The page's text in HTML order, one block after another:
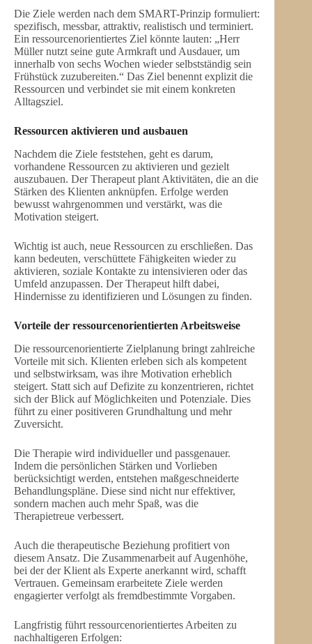
Die Ziele werden nach dem SMART-Prinzip formuliert:
spezifisch, messbar, attraktiv, realistisch und terminiert.
Ein ressourcenorientiertes Ziel könnte lauten: „Herr
Müller nutzt seine gute Armkraft und Ausdauer, um
innerhalb von sechs Wochen wieder selbstständig sein
Frühstück zuzubereiten.“ Das Ziel benennt explizit die
Ressourcen und verbindet sie mit einem konkreten
Alltagsziel.
Ressourcen aktivieren und ausbauen
Nachdem die Ziele feststehen, geht es darum,
vorhandene Ressourcen zu aktivieren und gezielt
auszubauen. Der Therapeut plant Aktivitäten, die an die
Stärken des Klienten anknüpfen. Erfolge werden
bewusst wahrgenommen und verstärkt, was die
Motivation steigert.
Wichtig ist auch, neue Ressourcen zu erschließen. Das
kann bedeuten, verschüttete Fähigkeiten wieder zu
aktivieren, soziale Kontakte zu intensivieren oder das
Umfeld anzupassen. Der Therapeut hilft dabei,
Hindernisse zu identifizieren und Lösungen zu finden.
Vorteile der ressourcenorientierten Arbeitsweise
Die ressourcenorientierte Zielplanung bringt zahlreiche
Vorteile mit sich. Klienten erleben sich als kompetent
und selbstwirksam, was ihre Motivation erheblich
steigert. Statt sich auf Defizite zu konzentrieren, richtet
sich der Blick auf Möglichkeiten und Potenziale. Dies
führt zu einer positiveren Grundhaltung und mehr
Zuversicht.
Die Therapie wird individueller und passgenauer.
Indem die persönlichen Stärken und Vorlieben
berücksichtigt werden, entstehen maßgeschneiderte
Behandlungspläne. Diese sind nicht nur effektiver,
sondern machen auch mehr Spaß, was die
Therapietreue verbessert.
Auch die therapeutische Beziehung profitiert von
diesem Ansatz. Die Zusammenarbeit auf Augenhöhe,
bei der der Klient als Experte anerkannt wird, schafft
Vertrauen. Gemeinsam erarbeitete Ziele werden
engagierter verfolgt als fremdbestimmte Vorgaben.
Langfristig führt ressourcenorientiertes Arbeiten zu
nachhaltigeren Erfolgen: